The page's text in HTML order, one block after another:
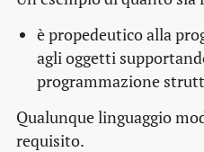
è propedeutico alla
agli oggetti
programmazione
Qualunque linguaggio
requisito.